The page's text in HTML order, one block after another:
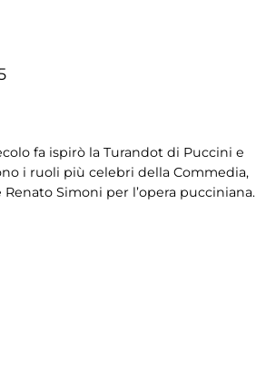
fa ispirò la Turandot di Puccini e
i ruoli più celebri della Commedia,
Simoni per l’opera pucciniana.